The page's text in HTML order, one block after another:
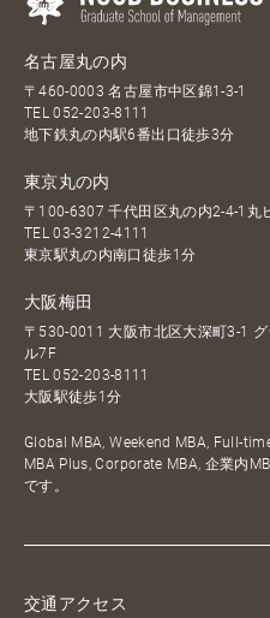
名古屋丸の内
〒460-0003 名古屋市中区錦1-3-1
TEL052-203-8111
地下鉄丸の内駅6番出口徒歩3分
東京丸の内
〒100-6307 千代田区丸の内2-4-1丸
TEL03-3212-4111
東京駅丸の内南口徒歩1分
大阪梅田
〒530-0011 大阪市北区大深町3-1
ル7F
TEL052-203-8111
大阪駅徒歩1分
Global MBA, Weekend MBA, Full-
MBA Plus, Corporate MBA, 企業内
です。
交通アクセス